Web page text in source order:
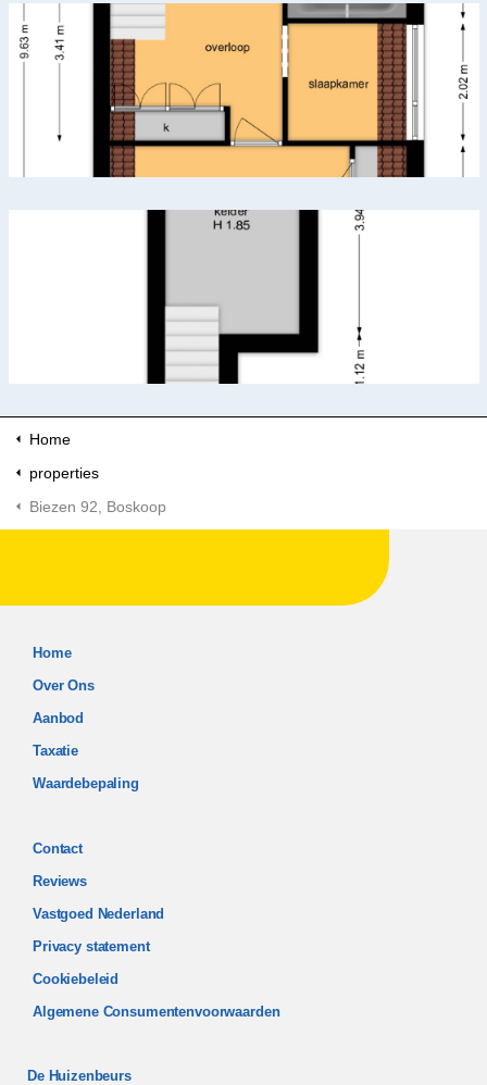
Home
properties
Biezen 92, Boskoop
Home
Over Ons
Aanbod
Taxatie
Waardebepaling
Contact
Reviews
Vastgoed Nederland
Privacy statement
Cookiebeleid
Algemene Consumentenvoorwaarden
De Huizenbeurs